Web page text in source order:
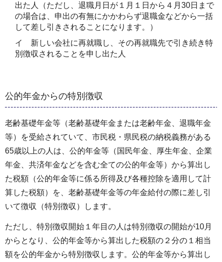
出た人（ただし、退職月日が１月１日から４月30日まで
の場合は、申出の有無にかかわらず退職金などから一括
して差し引きされることになります。）
イ 新しい会社に再就職し、その再就職先で引き続き特
別徴収されることを申し出た人
公的年金からの特別徴収
老齢基礎年金等（老齢基礎年金または老齢年金、退職年金
等）を受給されていて、市民税・県民税の納税義務がある
65歳以上の人は、公的年金等（国民年金、厚生年金、企業
年金、共済年金などを含む全ての公的年金等）から算出し
た税額（公的年金等に係る所得及び各種控除を適用して計
算した税額）を、老齢基礎年金等の年金給付の際に差し引
いて徴収（特別徴収）します。
ただし、特別徴収開始１年目の人は特別徴収の開始が10月
からとなり、公的年金等から算出した税額の２分の１相当
額を公的年金から特別徴収します。公的年金等から算出し